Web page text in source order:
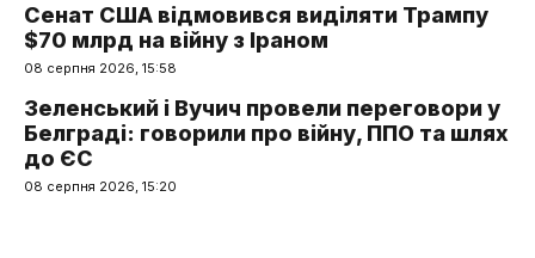
Сенат США відмовився виділяти Трампу
$70 млрд на війну з Іраном
08 серпня 2026, 15:58
Зеленський і Вучич провели переговори у
Белграді: говорили про війну, ППО та шлях
до ЄС
08 серпня 2026, 15:20